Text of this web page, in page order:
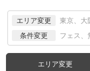
エリア変更 東京、大
条件変更 フェス、
エリア変更